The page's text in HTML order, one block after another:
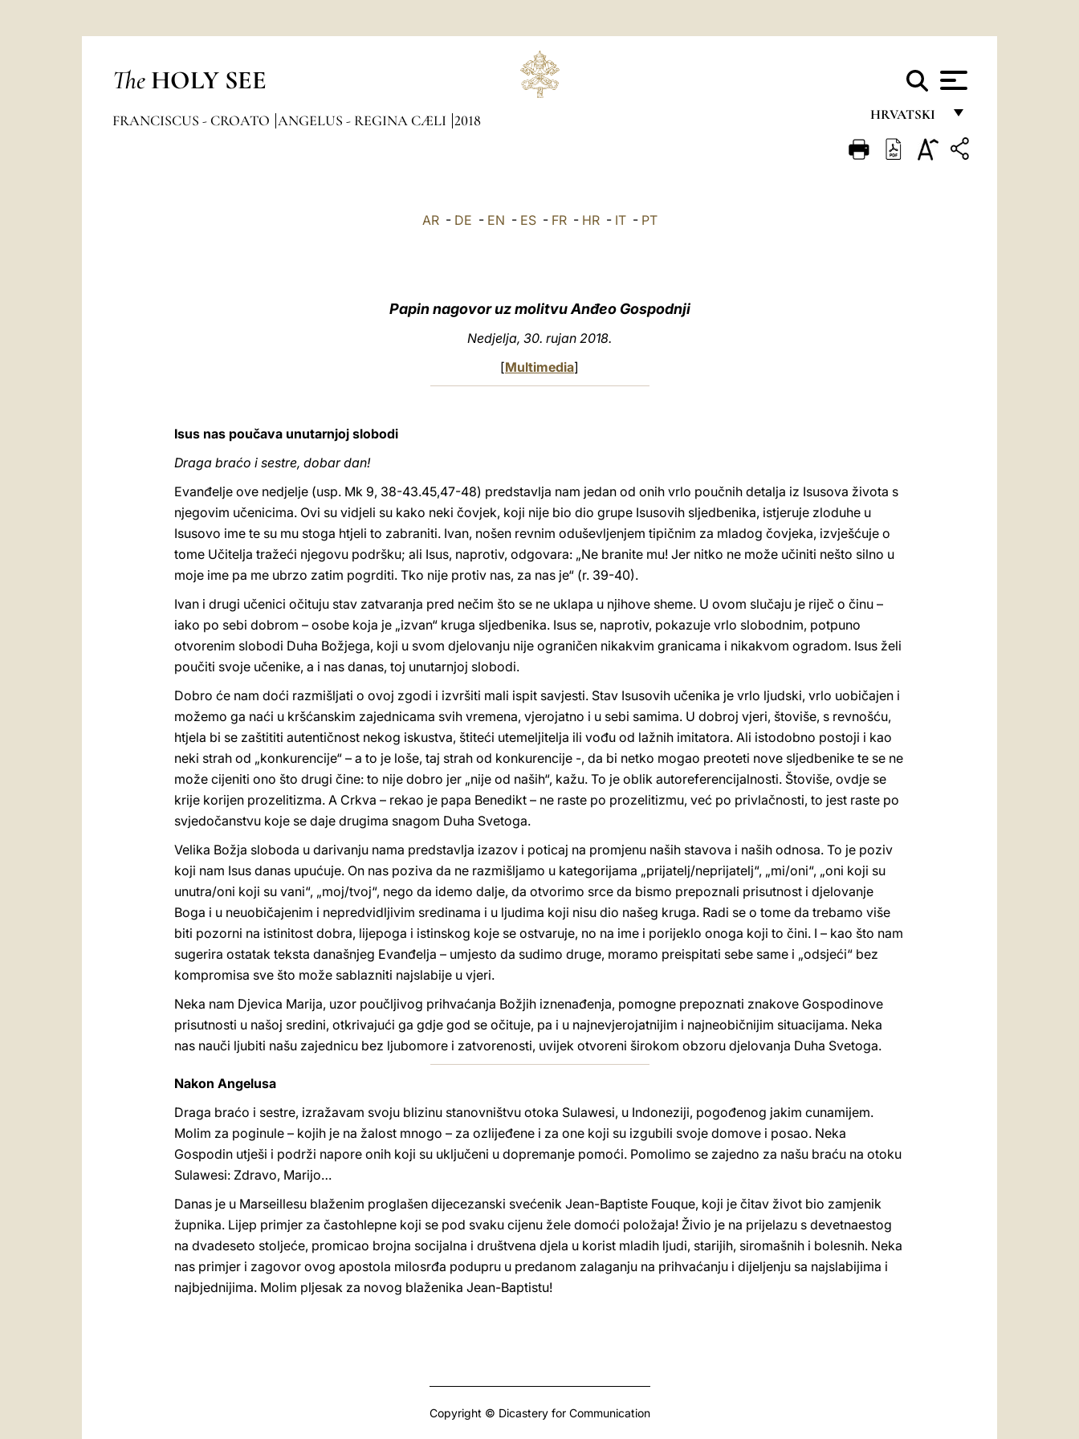
The HOLY SEE
HRVATSKI
FRANÇAIS
FRANCISCUS - CROATO ANGELUS - REGINA CÆLI 2018
AR- DE - EN - ES- FR- HR- IT- PT
Papin nagovor uz molitvu Anđeo Gospodnji
Nedjelja, 30. rujan 2018.
[Multimedia]
Isus nas poučava unutarnjoj slobodi
Draga braćo i sestre, dobar dan!
Evanđelje ove nedjelje (usp. Mk 9, 38-43.45,47-48) predstavlja nam jedan od onih vrlo poučnih detalja iz Isusova života s
njegovim učenicima. Ovi su vidjeli su kako neki čovjek, koji nije bio dio grupe Isusovih sljedbenika, istjeruje zloduhe u
Isusovo ime te su mu stoga htjeli to zabraniti. Ivan, nošen revnim oduševljenjem tipičnim za mladog čovjeka, izvješćuje o
tome Učitelja tražeći njegovu podršku; ali Isus, naprotiv, odgovara: „Ne branite mu! Jer nitko ne može učiniti nešto silno u
moje ime pa me ubrzo zatim pogrditi. Tko nije protiv nas, za nas je“ (r. 39-40).
Ivan i drugi učenici očituju stav zatvaranja pred nečim što se ne uklapa u njihove sheme. U ovom slučaju je riječ o činu –
iako po sebi dobrom – osobe koja je „izvan“ kruga sljedbenika. Isus se, naprotiv, pokazuje vrlo slobodnim, potpuno
otvorenim slobodi Duha Božjega, koji u svom djelovanju nije ograničen nikakvim granicama i nikakvom ogradom. Isus želi
poučiti svoje učenike, a i nas danas, toj unutarnjoj slobodi.
Dobro će nam doći razmišljati o ovoj zgodi i izvršiti mali ispit savjesti. Stav Isusovih učenika je vrlo ljudski, vrlo uobičajen i
možemo ga naći u kršćanskim zajednicama svih vremena, vjerojatno i u sebi samima. U dobroj vjeri, štoviše, s revnošću,
htjela bi se zaštititi autentičnost nekog iskustva, štiteći utemeljitelja ili vođu od lažnih imitatora. Ali istodobno postoji i kao
neki strah od „konkurencije“ – a to je loše, taj strah od konkurencije -, da bi netko mogao preoteti nove sljedbenike te se ne
može cijeniti ono što drugi čine: to nije dobro jer „nije od naših“, kažu. To je oblik autoreferencijalnosti. Štoviše, ovdje se
krije korijen prozelitizma. A Crkva – rekao je papa Benedikt – ne raste po prozelitizmu, već po privlačnosti, to jest raste po
svjedočanstvu koje se daje drugima snagom Duha Svetoga.
Velika Božja sloboda u darivanju nama predstavlja izazov i poticaj na promjenu naših stavova i naših odnosa. To je poziv
koji nam Isus danas upućuje. On nas poziva da ne razmišljamo u kategorijama „prijatelj/neprijatelj“, „mi/oni“, „oni koji su
unutra/oni koji su vani“, „moj/tvoj“, nego da idemo dalje, da otvorimo srce da bismo prepoznali prisutnost i djelovanje
Boga i u neuobičajenim i nepredvidljivim sredinama i u ljudima koji nisu dio našeg kruga. Radi se o tome da trebamo više
biti pozorni na istinitost dobra, lijepoga i istinskog koje se ostvaruje, no na ime i porijeklo onoga koji to čini. I – kao što nam
sugerira ostatak teksta današnjeg Evanđelja – umjesto da sudimo druge, moramo preispitati sebe same i „odsjeći“ bez
kompromisa sve što može sablazniti najslabije u vjeri.
Neka nam Djevica Marija, uzor poučljivog prihvaćanja Božjih iznenađenja, pomogne prepoznati znakove Gospodinove
prisutnosti u našoj sredini, otkrivajući ga gdje god se očituje, pa i u najnevjerojatnijim i najneobičnijim situacijama. Neka
nas nauči ljubiti našu zajednicu bez ljubomore i zatvorenosti, uvijek otvoreni širokom obzoru djelovanja Duha Svetoga.
Nakon Angelusa
Draga braćo i sestre, izražavam svoju blizinu stanovništvu otoka Sulawesi, u Indoneziji, pogođenog jakim cunamijem.
Molim za poginule – kojih je na žalost mnogo – za ozlijeđene i za one koji su izgubili svoje domove i posao. Neka
Gospodin utješi i podrži napore onih koji su uključeni u dopremanje pomoći. Pomolimo se zajedno za našu braću na otoku
Sulawesi: Zdravo, Marijo…
Danas je u Marseillesu blaženim proglašen dijecezanski svećenik Jean-Baptiste Fouque, koji je čitav život bio zamjenik
župnika. Lijep primjer za častohlepne koji se pod svaku cijenu žele domoći položaja! Živio je na prijelazu s devetnaestog
na dvadeseto stoljeće, promicao brojna socijalna i društvena djela u korist mladih ljudi, starijih, siromašnih i bolesnih. Neka
nas primjer i zagovor ovog apostola milosrđa podupru u predanom zalaganju na prihvaćanju i dijeljenju sa najslabijima i
najbjednijima. Molim pljesak za novog blaženika Jean-Baptistu!
Copyright © Dicastery for Communication